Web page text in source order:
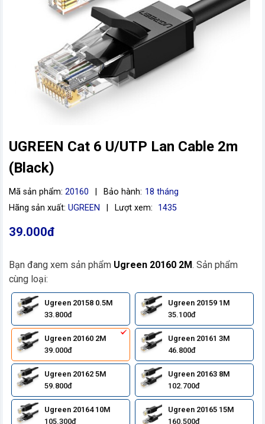
UGREEN Cat 6 U/UTP Lan Cable 2m
(Black)
Mã sản phẩm: 20160 Bảo hành: 18 tháng
Hãng sản xuất: UGREEN Lượt xem: 1435
39.000đ
Bạn đang xem sản phẩm Ugreen 20160 2M. Sản phẩm
cùng loại:
Ugreen 20158 0.5M
33.800đ
Ugreen 20159 1M
35.100đ
Ugreen 20160 2M
39.000đ
Ugreen 20161 3M
46.800đ
Ugreen 20162 5M
59.800đ
Ugreen 20163 8M
102.700đ
Ugreen 20164 10M
105.300đ
Ugreen 20165 15M
160.500đ